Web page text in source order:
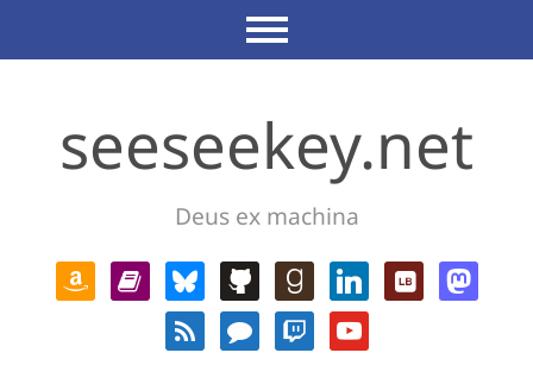
seeseekey.net
Deus ex machina